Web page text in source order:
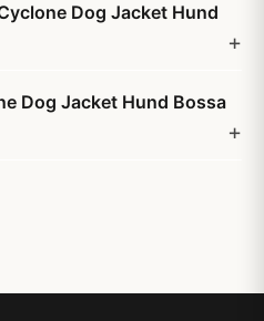
Dog Jacket Hund
Dog Jacket Hund Bossa